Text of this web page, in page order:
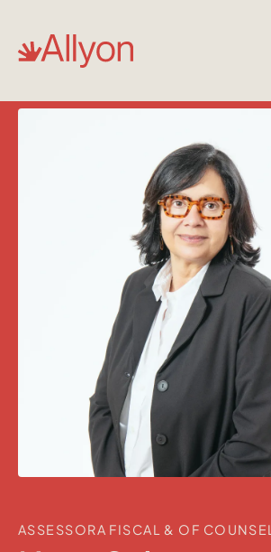
ASSESSORA FISCAL & OF COUNSEL